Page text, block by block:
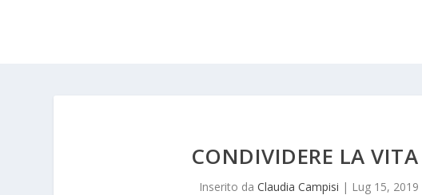
CONDIVIDERE LA
Inserito da Claudia Campisi | Lug 15, 2019